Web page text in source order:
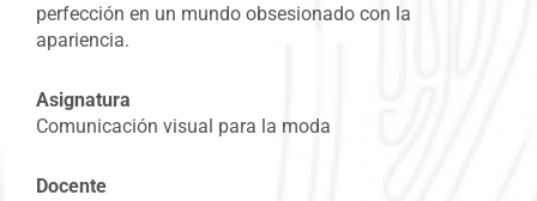
perfección en un mundo obsesionado con la
apariencia.
Asignatura
Comunicación visual para la moda
Docente